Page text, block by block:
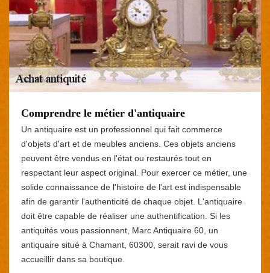
Comprendre le métier d'antiquaire
Un antiquaire est un professionnel qui fait commerce
d'objets d'art et de meubles anciens. Ces objets anciens
peuvent être vendus en l'état ou restaurés tout en
respectant leur aspect original. Pour exercer ce métier, une
solide connaissance de l'histoire de l'art est indispensable
afin de garantir l'authenticité de chaque objet. L'antiquaire
doit être capable de réaliser une authentification. Si les
antiquités vous passionnent, Marc Antiquaire 60, un
antiquaire situé à Chamant, 60300, serait ravi de vous
accueillir dans sa boutique.